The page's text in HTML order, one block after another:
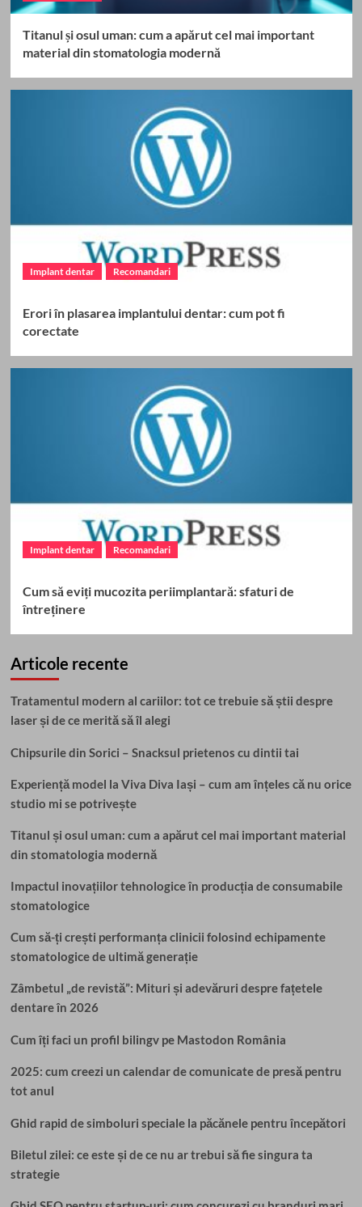
Titanul și osul uman: cum a apărut cel mai important
material din stomatologia modernă
Implant dentar Recomandari
Erori în plasarea implantului dentar: cum pot fi
corectate
Implant dentar Recomandari
Cum să eviți mucozita periimplantară: sfaturi de
întreținere
Articole recente
Tratamentul modern al cariilor: tot ce trebuie să știi despre
laser și de ce merită să îl alegi
Chipsurile din Sorici – Snacksul prietenos cu dintii tai
Experiență model la Viva Diva Iași – cum am înțeles că nu orice
studio mi se potrivește
Titanul și osul uman: cum a apărut cel mai important material
din stomatologia modernă
Impactul inovațiilor tehnologice în producția de consumabile
stomatologice
Cum să-ți crești performanța clinicii folosind echipamente
stomatologice de ultimă generație
Zâmbetul „de revistă”: Mituri și adevăruri despre fațetele
dentare în 2026
Cum îți faci un profil bilingv pe Mastodon România
2025: cum creezi un calendar de comunicate de presă pentru
tot anul
Ghid rapid de simboluri speciale la păcănele pentru începători
Biletul zilei: ce este și de ce nu ar trebui să fie singura ta
strategie